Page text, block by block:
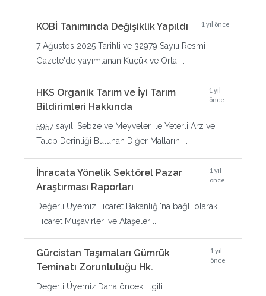
KOBİ Tanımında Değişiklik Yapıldı 1 yıl önce
7 Ağustos 2025 Tarihli ve 32979 Sayılı Resmî
Gazete'de yayımlanan Küçük ve Orta ...
HKS Organik Tarım ve İyi Tarım
Bildirimleri Hakkında
1 yıl
önce
5957 sayılı Sebze ve Meyveler ile Yeterli Arz ve
Talep Derinliği Bulunan Diğer Malların ...
İhracata Yönelik Sektörel Pazar
Araştırması Raporları
1 yıl
önce
Değerli Üyemiz;Ticaret Bakanlığı'na bağlı olarak
Ticaret Müşavirleri ve Ataşeler ...
Gürcistan Taşımaları Gümrük
Teminatı Zorunluluğu Hk.
1 yıl
önce
Değerli Üyemiz;Daha önceki ilgili